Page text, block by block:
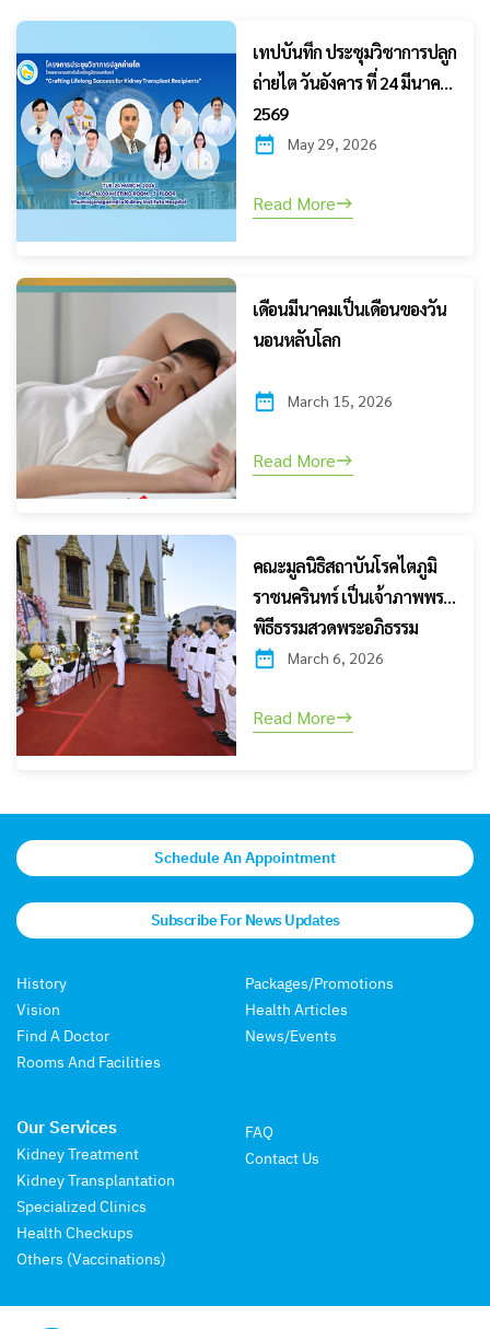
เทปบันทึก ประชุมวิชาการปลูก
ถ่ายไต วันอังคาร ที่ 24 มีนาคม
2569
May 29, 2026
Read More
เดือนมีนาคมเป็นเดือนของวัน
นอนหลับโลก
March 15, 2026
Read More
คณะมูลนิธิสถาบันโรคไตภูมิ
ราชนครินทร์ เป็นเจ้าภาพพระ
พิธีธรรมสวดพระอภิธรรม
March 6, 2026
Read More
Schedule An Appointment
Subscribe For News Updates
History
Vision
Find A Doctor
Rooms And Facilities
Packages/Promotions
Health Articles
News/Events
Our Services
Kidney Treatment
Kidney Transplantation
Specialized Clinics
Health Checkups
Others (Vaccinations)
FAQ
Contact Us